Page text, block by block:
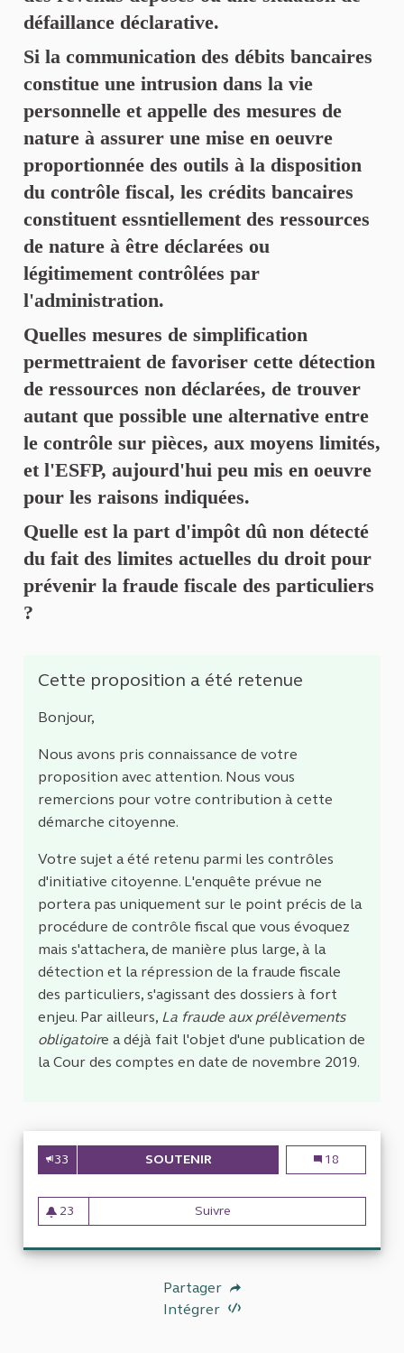
défaillance déclarative.
Si la communication des débits bancaires
constitue une intrusion dans la vie
personnelle et appelle des mesures de
nature à assurer une mise en oeuvre
proportionnée des outils à la disposition
du contrôle fiscal, les crédits bancaires
constituent essntiellement des ressources
de nature à être déclarées ou
légitimement contrôlées par
l'administration.
Quelles mesures de simplification
permettraient de favoriser cette détection
de ressources non déclarées, de trouver
autant que possible une alternative entre
le contrôle sur pièces, aux moyens limités,
et l'ESFP, aujourd'hui peu mis en oeuvre
pour les raisons indiquées.
Quelle est la part d'impôt dû non détecté
du fait des limites actuelles du droit pour
prévenir la fraude fiscale des particuliers
?
Cette proposition a été retenue
Bonjour,
Nous avons pris connaissance de votre
proposition avec attention. Nous vous
remercions pour votre contribution à cette
démarche citoyenne.
Votre sujet a été retenu parmi les contrôles
d'initiative citoyenne. L'enquête prévue ne
portera pas uniquement sur le point précis de la
procédure de contrôle fiscal que vous évoquez
mais s'attachera, de manière plus large, à la
détection et la répression de la fraude fiscale
des particuliers, s'agissant des dossiers à fort
enjeu. Par ailleurs, La fraude aux prélèvements
obligatoire a déjà fait l'objet d'une publication de
la Cour des comptes en date de novembre 2019.
33 SOUTENIREVALUATION DE L'EFFICACITÉ
Evaluation de
18
23
23 abonnés
Suivre
Partager
Intégrer